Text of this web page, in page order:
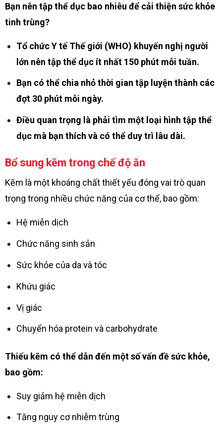
Bạn nên tập thể dục bao nhiêu để cải thiện sức khỏe
tinh trùng?
Tổ chức Y tế Thế giới (WHO) khuyến nghị người
lớn nên tập thể dục ít nhất 150 phút mỗi tuần.
Bạn có thể chia nhỏ thời gian tập luyện thành các
đợt 30 phút mỗi ngày.
Điều quan trọng là phải tìm một loại hình tập thể
dục mà bạn thích và có thể duy trì lâu dài.
Bổ sung kẽm trong chế độ ăn
Kẽm là một khoáng chất thiết yếu đóng vai trò quan
trọng trong nhiều chức năng của cơ thể, bao gồm:
Hệ miễn dịch
Chức năng sinh sản
Sức khỏe của da và tóc
Khứu giác
Vị giác
Chuyển hóa protein và carbohydrate
Thiếu kẽm có thể dẫn đến một số vấn đề sức khỏe,
bao gồm:
Suy giảm hệ miễn dịch
Tăng nguy cơ nhiễm trùng